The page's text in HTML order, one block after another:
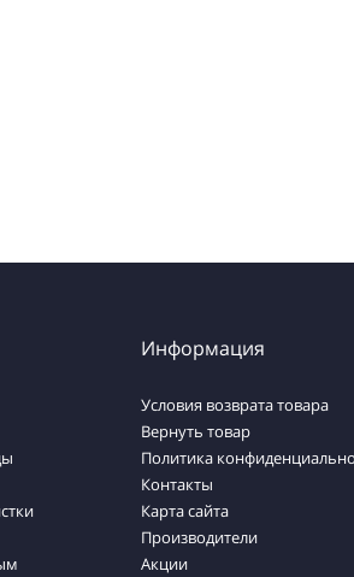
Информация
Условия возврата товара
Вернуть товар
Политика
Контакты
Карта сайта
Производители
Акции